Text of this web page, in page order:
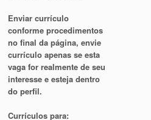
Enviar currículo
conforme procedimentos
no final da página, envie
currículo apenas se esta
vaga for realmente de seu
interesse e esteja dentro
do perfil.
Currículos para: